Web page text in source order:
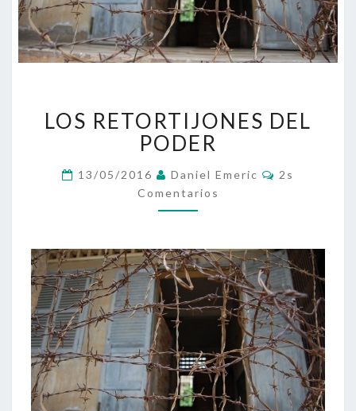
RETORTIJONES
DEL
PODER
LOS RETORTIJONES DEL
PODER
13/05/2016 Daniel Emeric Comentarios
2s
Comentarios